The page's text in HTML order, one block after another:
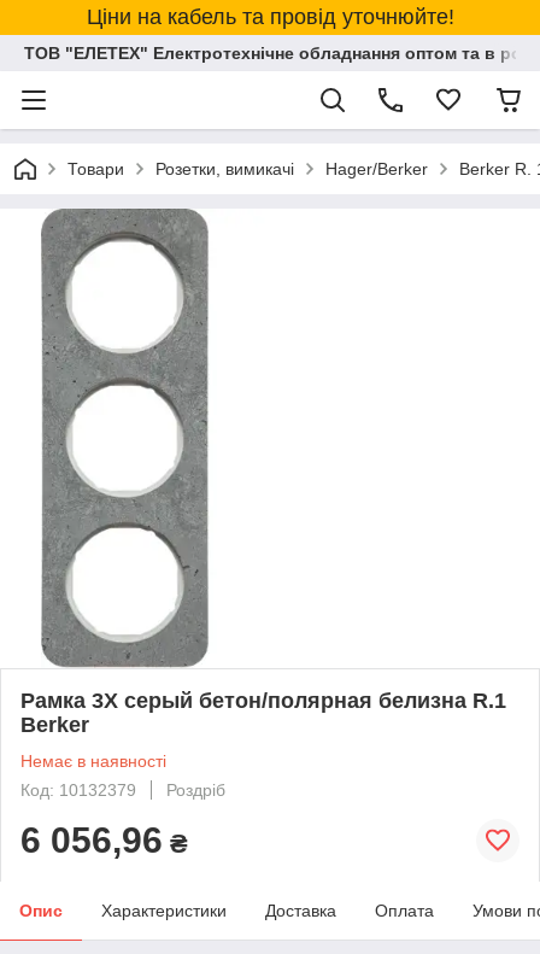
Ціни на кабель та провід уточнюйте!
ТОВ "ЕЛЕТЕХ" Електротехнічне обладнання оптом та в
Товари Розетки, вимикачі Hager/Berker Berker R.
Рамка 3Х серый бетон/полярная белизна R.1
Berker
Немає в наявності
Код: 10132379
Роздріб
6 056,96 ₴
Опис Характеристики Доставка Оплата Умови